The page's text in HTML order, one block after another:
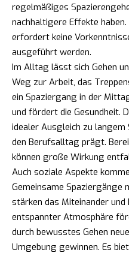
regelmäßiges
nachhaltigere Effekte
erfordert keine
ausgeführt werden.
Im Alltag lässt sich Gehen
Weg zur Arbeit, das
ein Spaziergang in der
und fördert die Gesundheit.
idealer Ausgleich zu
den Berufsalltag prägt.
können große Wirkung
Auch soziale Aspekte
Gemeinsame Spaziergänge
stärken das Miteinander und
entspannter Atmosphäre
durch bewusstes Gehen
Umgebung gewinnen. Es